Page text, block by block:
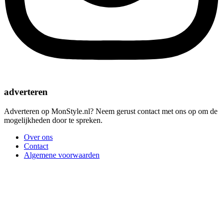
adverteren
Adverteren op MonStyle.nl? Neem gerust contact met ons op om de
mogelijkheden door te spreken.
Over ons
Contact
Algemene voorwaarden